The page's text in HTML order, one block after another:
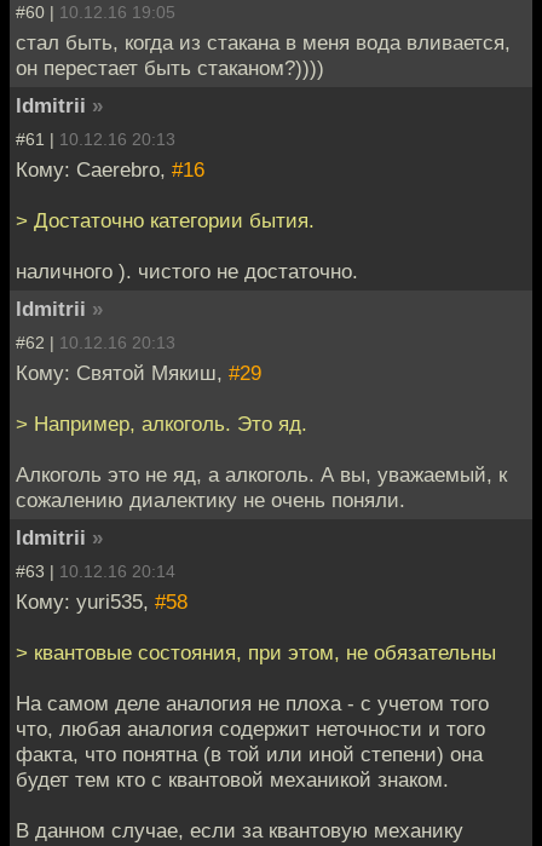
#60 | 10.12.16 19:05
стал быть, когда из стакана в меня вода вливается,
он перестает быть стаканом?))))
ldmitrii »
#61 | 10.12.16 20:13
Кому: Caerebro, #16
> Достаточно категории бытия.
наличного ). чистого не достаточно.
ldmitrii »
#62 | 10.12.16 20:13
Кому: Святой Мякиш, #29
> Например, алкоголь. Это яд.
Алкоголь это не яд, а алкоголь. А вы, уважаемый, к
сожалению диалектику не очень поняли.
ldmitrii »
#63 | 10.12.16 20:14
Кому: yuri535, #58
> квантовые состояния, при этом, не обязательны
На самом деле аналогия не плоха - с учетом того
что, любая аналогия содержит неточности и того
факта, что понятна (в той или иной степени) она
будет тем кто с квантовой механикой знаком.
В данном случае, если за квантовую механику